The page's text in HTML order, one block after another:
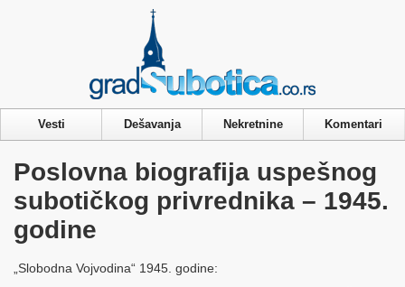
Vesti Dešavanja Nekretnine Komentari
Poslovna biografija uspešnog
subotičkog privrednika – 1945.
godine
„Slobodna Vojvodina“ 1945. godine:
Privacy & Cookies Policy